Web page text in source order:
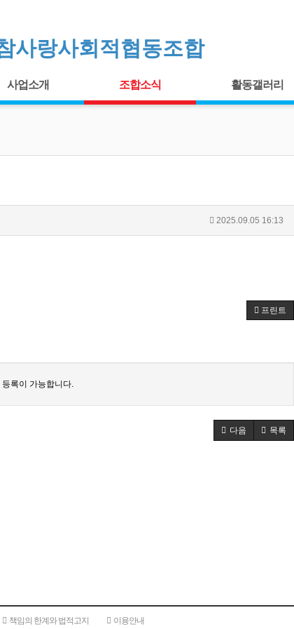
사랑사회적협동조합
사업소개 조합소식 활동갤러리
2025.09.05 16:13
프린트
록이 가능합니다.
다음 목록
책임의 한계와 법적고지 이용안내